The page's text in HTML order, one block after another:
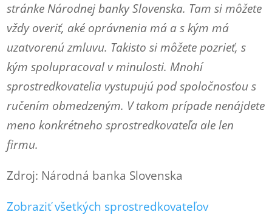
stránke Národnej banky Slovenska. Tam si môžete
vždy overiť, aké oprávnenia má a s kým má
uzatvorenú zmluvu. Takisto si môžete pozrieť, s
kým spolupracoval v minulosti. Mnohí
sprostredkovatelia vystupujú pod spoločnosťou s
ručením obmedzeným. V takom prípade nenájdete
meno konkrétneho sprostredkovateľa ale len
firmu.
Zdroj: Národná banka Slovenska
Zobraziť všetkých sprostredkovateľov